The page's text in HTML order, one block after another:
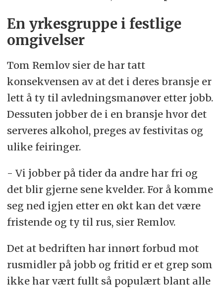
En yrkesgruppe i festlige
omgivelser
Tom Remlov sier de har tatt
konsekvensen av at det i deres bransje er
lett å ty til avledningsmanøver etter jobb.
Dessuten jobber de i en bransje hvor det
serveres alkohol, preges av festivitas og
ulike feiringer.
- Vi jobber på tider da andre har fri og
det blir gjerne sene kvelder. For å komme
seg ned igjen etter en økt kan det være
fristende og ty til rus, sier Remlov.
Det at bedriften har innørt forbud mot
rusmidler på jobb og fritid er et grep som
ikke har vært fullt så populært blant alle